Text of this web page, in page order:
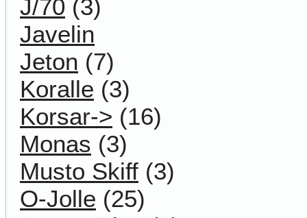
J/70 (3)
Javelin
Jeton (7)
Koralle (3)
Korsar-> (16)
Monas (3)
Musto Skiff (3)
O-Jolle (25)